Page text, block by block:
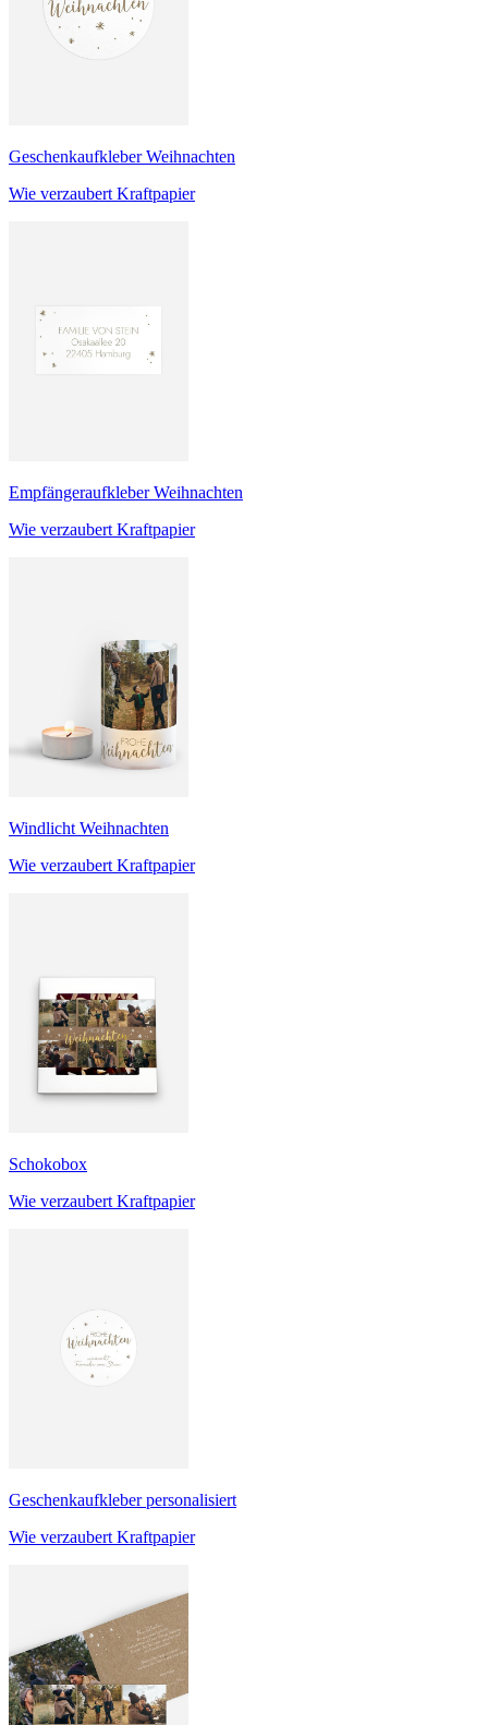
Geschenkaufkleber Weihnachten
Wie verzaubert Kraftpapier
Empfängeraufkleber Weihnachten
Wie verzaubert Kraftpapier
Windlicht Weihnachten
Wie verzaubert Kraftpapier
Schokobox
Wie verzaubert Kraftpapier
Geschenkaufkleber personalisiert
Wie verzaubert Kraftpapier